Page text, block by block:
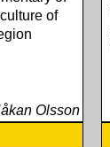
of
Olsson